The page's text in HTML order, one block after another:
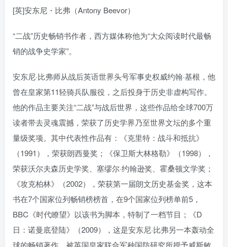
[英]安东尼・比弗（Antony Beevor）
“二战”历史畅销书作者，西方媒体称他为“大众阅读时代最畅
销的战争史学家”。
安东尼·比弗师从战后英语世界头号军事史权威约翰·基根，他
曾在皇家第11轻骑兵队服役，之后投身于历史非虚构写作。
他的作品主要关注“二战”与战后世界，这些作品给全球700万
读者带去灵魂震撼，荣获了历史学界乃至世界文坛的多个重
量级奖项。其中代表性作品有：《克里特：战斗和抵抗》
（1991），荣获朗西曼奖；《保卫斯大林格勒》（1998），
荣获沃尔夫森历史学奖、塞缪尔·约翰逊奖、霍桑顿文学奖；
《攻克柏林》（2002），荣获第一届朗文历史基金奖，这本
书在7个国家位列畅销榜榜首，在9个国家位列榜单前5，
BBC《时代瞭望》以该书为脚本，特制了一档节目；《D
日：诺曼底登陆》（2009），这是安东尼·比弗另一本轰动全
球的畅销著作，被英国皇家联合军种国防研究所授予威斯敏